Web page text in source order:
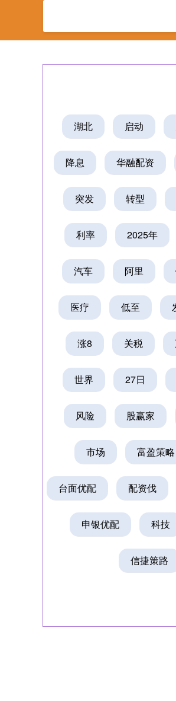
湖北 启动
降息 华融配资
突发 转型
利率 2025年
汽车 阿里
医疗 低至
涨8 关税
世界 27日
风险 股赢家
市场 富盈策略
台面优配 配资伐
申银优配 科技
信捷策路
2.13% 上证指数